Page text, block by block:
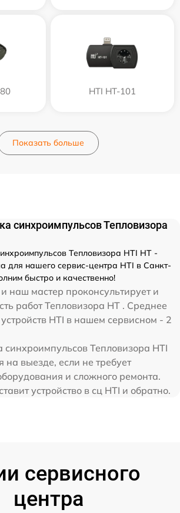
HTI HT-101
Показать больше
синхроимпульсов Тепловизора
Тепловизора HTI HT -
для нашего сервис-центра HTI в Санкт-
быстро и качественно!
наш мастер проконсультирует и
работ Тепловизора HT . Среднее
HTI в нашем сервисном - 2
синхроимпульсов Тепловизора HTI
на выезде, если не требует
и сложного ремонта.
устройство в сц HTI и обратно.
сервисного
центра